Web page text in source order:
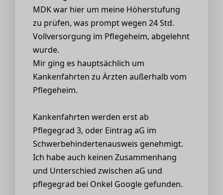
MDK war hier um meine Höherstufung
zu prüfen, was prompt wegen 24 Std.
Vollversorgung im Pflegeheim, abgelehnt
wurde.
Mir ging es hauptsächlich um
Kankenfahrten zu Ärzten außerhalb vom
Pflegeheim.
Kankenfahrten werden erst ab
Pflegegrad 3, oder Eintrag aG im
Schwerbehindertenausweis genehmigt.
Ich habe auch keinen Zusammenhang
und Unterschied zwischen aG und
pflegegrad bei Onkel Google gefunden.